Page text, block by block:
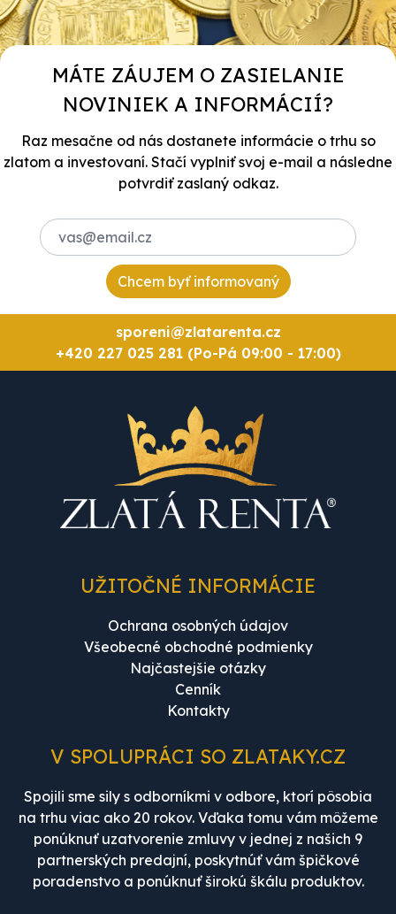
MÁTE ZÁUJEM O ZASIELANIE
NOVINIEK A INFORMÁCIÍ?
Raz mesačne od nás dostanete informácie o trhu so
zlatom a investovaní. Stačí vyplniť svoj e-mail a následne
potvrdiť zaslaný odkaz.
Chcem byť informovaný
sporeni@zlatarenta.cz
+420 227 025 281 (Po-Pá 09:00 - 17:00)
UŽITOČNÉ INFORMÁCIE
Ochrana osobných údajov
Všeobecné obchodné podmienky
Najčastejšie otázky
Cenník
Kontakty
V SPOLUPRÁCI SO ZLATAKY.CZ
Spojili sme sily s odborníkmi v odbore, ktorí pôsobia
na trhu viac ako 20 rokov. Vďaka tomu vám môžeme
ponúknuť uzatvorenie zmluvy v jednej z našich 9
partnerských predajní, poskytnúť vám špičkové
poradenstvo a ponúknuť širokú škálu produktov.